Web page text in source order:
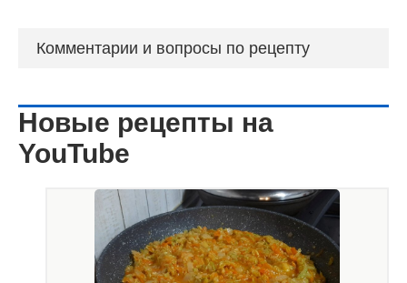
Комментарии и вопросы по рецепту
Новые рецепты на
YouTube